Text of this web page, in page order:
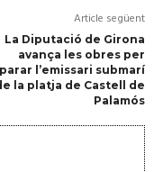
Article següent
La Diputació de Girona
avança les obres per
l’emissari submarí
la platja de Castell de
Palamós